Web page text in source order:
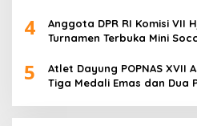
4
Anggota DPR RI Komisi VII
Turnamen Terbuka Mini
5
Atlet Dayung POPNAS XVII
Tiga Medali Emas dan Dua